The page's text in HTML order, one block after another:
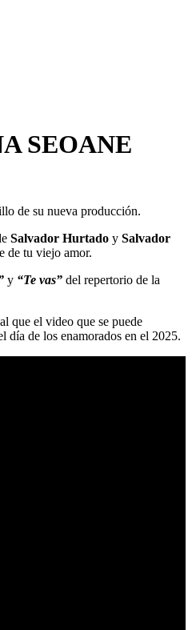
SEOANE
de su nueva producción.
Salvador Hurtado y Salvador
de tu viejo amor.
y “Te vas” del repertorio de la
que el video que se puede
día de los enamorados en el 2025.